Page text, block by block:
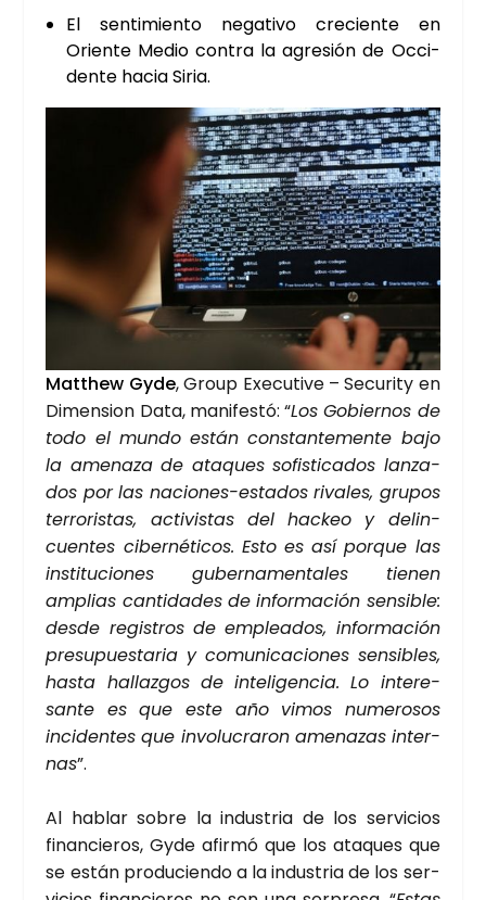
El sen­ti­mien­to nega­ti­vo cre­cien­te en
Orien­te Medio con­tra la agre­sión de Occi­
den­te hacia Siria.
Matthew Gyde, Group Execu­ti­ve – Secu­rity en
Dimen­sion Data, mani­fes­tó: “Los Gobier­nos de
todo el mun­do están cons­tan­te­men­te bajo
la ame­na­za de ata­ques sofis­ti­ca­dos lan­za­
dos por las nacio­nes-esta­dos riva­les, gru­pos
terro­ris­tas, acti­vis­tas del hac­keo y delin­
cuen­tes ciber­né­ti­cos. Esto es así por­que las
ins­ti­tu­cio­nes guber­na­men­ta­les tie­nen
amplias can­ti­da­des de infor­ma­ción sen­si­ble:
des­de regis­tros de emplea­dos, infor­ma­ción
pre­su­pues­ta­ria y comu­ni­ca­cio­nes sen­si­bles,
has­ta hallaz­gos de inte­li­gen­cia. Lo intere­
san­te es que este año vimos nume­ro­sos
inci­den­tes que invo­lu­cra­ron ame­na­zas inter­
nas”.
Al hablar sobre la indus­tria de los ser­vi­cios
finan­cie­ros, Gyde afir­mó que los ata­ques que
se están pro­du­cien­do a la indus­tria de los ser­